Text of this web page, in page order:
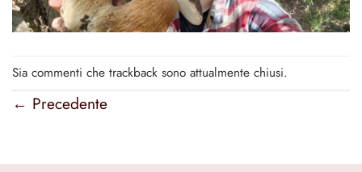
Sia commenti che trackback sono attualmente chiusi.
← Precedente